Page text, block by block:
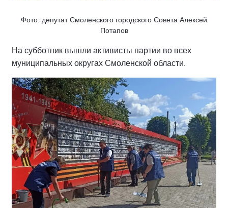
Фото: депутат Смоленского городского Совета Алексей
Потапов
На субботник вышли активисты партии во всех
муниципальных округах Смоленской области.